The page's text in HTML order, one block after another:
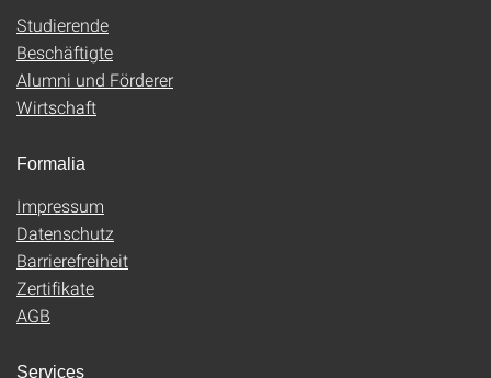
Studierende
Beschäftigte
Alumni und Förderer
Wirtschaft
Formalia
Impressum
Datenschutz
Barrierefreiheit
Zertifikate
AGB
Services